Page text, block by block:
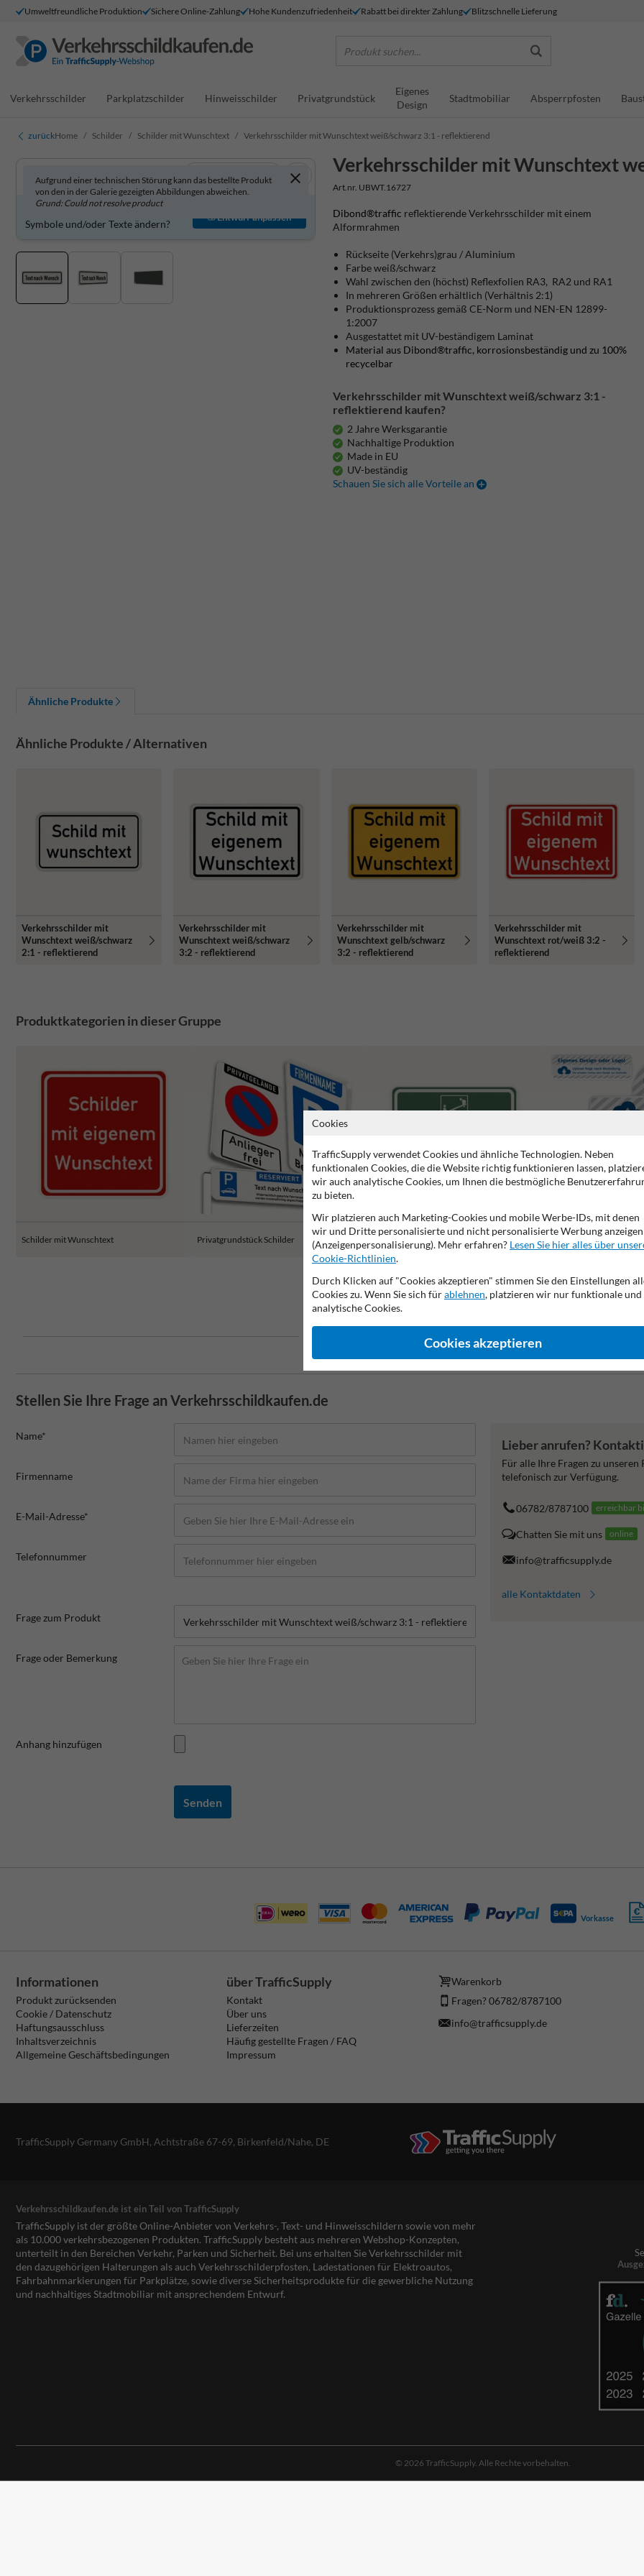
Umweltfreundliche Produktion Sichere Online-Zahlung Hohe Kundenzufriedenheit Rabatt bei direkter Zahlung Blitzschnelle Lieferung
Produkt suchen...
Verkehrsschilder Parkplatzschilder Hinweisschilder Privatgrundstück
Eigenes
Design
Stadtmobiliar Absperrpfosten
zurückHome Schilder Schilder mit Wunschtext Verkehrsschilder mit Wunschtext weiß/schwarz 3:1 - reflektierend
Verkehrsschilder mit Wunschtext
Art.nr. UBWT.16727
Aufgrund einer technischen Störung kann das bestellte Produkt
von den in der Galerie gezeigten Abbildungen abweichen.
Grund: Could not resolve product
In 3D anzeigen
Produkt individuell gestalten?
Symbole und/oder Texte ändern?
Entwurf anpassen Dibond®traffic reflektierende Verkehrsschilder mit einem
Alformrahmen
Rückseite (Verkehrs)grau / Aluminium
Farbe weiß/schwarz
Wahl zwischen den (höchst) Reflexfolien RA3, RA2 und RA1
In mehreren Größen erhältlich (Verhältnis 2:1)
Produktionsprozess gemäß CE-Norm und NEN-EN 12899-
1:2007
Ausgestattet mit UV-beständigem Laminat
Material aus Dibond®traffic, korrosionsbeständig und zu 100%
recycelbar
Verkehrsschilder mit Wunschtext weiß/schwarz 3:1 -
reflektierend kaufen?
2 Jahre Werksgarantie
Nachhaltige Produktion
Made in EU
UV-beständig
Schauen Sie sich alle Vorteile an
Ähnliche Produkte
Ähnliche Produkte / Alternativen
Verkehrsschilder mit
Wunschtext weiß/schwarz
2:1 - reflektierend
Verkehrsschilder mit
Wunschtext weiß/schwarz
3:2 - reflektierend
Verkehrsschilder mit
Wunschtext gelb/schwarz
3:2 - reflektierend
Verkehrsschilder mit
Wunschtext rot/weiß 3:2 -
reflektierend
Produktkategorien in dieser Gruppe
Schilder mit Wunschtext Privatgrundstück Schilder Spielplatzschilder Schilder mit eigenem
2 Jahre Werksgarantie Nachhaltige Produktion
Stellen Sie Ihre Frage an Verkehrsschildkaufen.de
Name*
Firmenname
E-Mail-Adresse*
Telefonnummer
Frage zum Produkt
Frage oder Bemerkung
Anhang hinzufügen
Senden
Lieber anrufen?
Für alle Ihre Fragen zu
telefonisch zur Verfügung.
06782/8787100 erreichbar
Chatten Sie mit uns online
info@trafficsupply.de
alle Kontaktdaten
Vorkasse
Informationen
Produkt zurücksenden
Cookie / Datenschutz
Haftungsausschluss
Inhaltsverzeichnis
Allgemeine Geschäftsbedingungen
über TrafficSupply
Kontakt
Über uns
Lieferzeiten
Häufig gestellte Fragen / FAQ
Impressum
Warenkorb
Fragen? 06782/8787100
info@trafficsupply.de
TrafficSupply Germany GmbH, Achtstraße 67-69, Birkenfeld/Nahe, DE
Verkehrsschildkaufen.de ist ein Teil von TrafficSupply
TrafficSupply ist der größte Online-Anbieter von Verkehrs-, Text- und Hinweisschildern sowie von mehr
als 10.000 verkehrsbezogenen Produkten. TrafficSupply besteht aus mehreren Webshop-Konzepten,
unterteilt in den Bereichen Verkehr, Parken und Sicherheit. Bei uns erhalten Sie Verkehrsschilder mit
den dazugehörigen Halterungen als auch Verkehrsschilderpfosten, Ladestationen für Elektroautos,
Fahrbahnmarkierungen für Parkplätze, sowie diverse Sicherheitsprodukte für die gewerbliche Nutzung
und nachhaltiges Stadtmobiliar mit ansprechendem Entwurf.
© 2026 TrafficSupply. Alle Rechte vorbehalten.
Cookies
TrafficSupply verwendet Cookies und ähnliche Technologien. Neben
funktionalen Cookies, die die Website richtig funktionieren lassen,
wir auch analytische Cookies, um Ihnen die bestmögliche
zu bieten.
Wir platzieren auch Marketing-Cookies und mobile Werbe-IDs, mit denen
wir und Dritte personalisierte und nicht personalisierte Werbung anzeigen
(Anzeigenpersonalisierung). Mehr erfahren? Lesen Sie hier alles über
Cookie-Richtlinien.
Durch Klicken auf "Cookies akzeptieren" stimmen Sie den Einstellungen
Cookies zu. Wenn Sie sich fürablehnen, platzieren wir nur funktionale und
analytische Cookies.
Cookies akzeptieren